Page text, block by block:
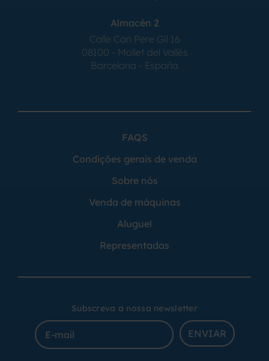
Almacén 2
Calle Can Pere Gil 16
08100 - Mollet del Vallés
Barcelona - España
FAQS
Condições gerais de venda
Sobre nós
Venda de máquinas
Aluguel
Representadas
Subscreva a nossa newsletter
ENVIAR